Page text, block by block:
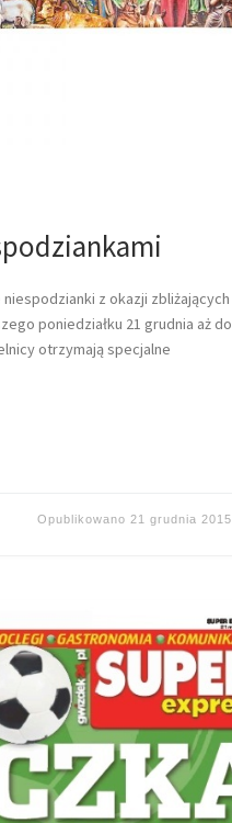
z okazji zbliżających
poniedziałku 21 grudnia aż do
otrzymają specjalne
Opublikowano 21 grudnia 2015